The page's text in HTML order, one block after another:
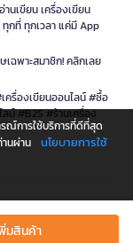
มสินค้า
นเขียน เครื่องเขียน
กที่ ทุกเวลา แค่มี App
เฉพาะสมาชิก! คลิกเลย
ครื่องเขียนออนไลน์ #ซื้อ
น์ #B2S #ร้านเครื่อง
ณ์การใช้บริการที่ดีที่สุด
นผ่าน
นโยบายการใช้